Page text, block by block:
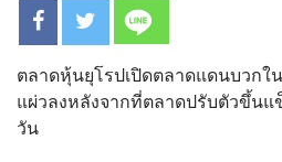
ตลาดหุ้นยุโรปเปิดตลาดแดนบวกใ
แผ่วลงหลังจากที่ตลาดปรับตัวขึ้น
วัน